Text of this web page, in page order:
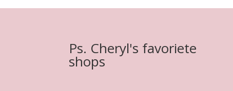
Ps. Cheryl's favoriete
shops